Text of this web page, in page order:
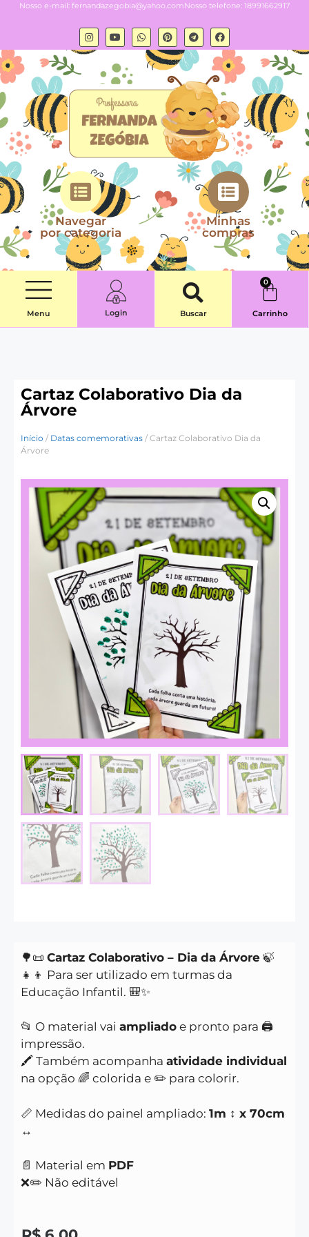
Nosso e-mail: fernandazegobia@yahoo.comNosso telefone: 18991662917
Navegar
por categoria
Minhas
compras
Menu Login Buscar
0
Carrinho
Cartaz Colaborativo Dia da
Árvore
Início / Datas comemorativas / Cartaz Colaborativo Dia da
Árvore
🌳📜 Cartaz Colaborativo – Dia da Árvore 🍃
👧👦 Para ser utilizado em turmas da
Educação Infantil. 🎒✨
📂 O material vai ampliado e pronto para 🖨️
impressão.
🖍️ Também acompanha atividade individual
na opção 🌈 colorida e ✏️ para colorir.
📏 Medidas do painel ampliado: 1m ↕️ x 70cm
↔️
📄 Material em PDF
❌✏️ Não editável